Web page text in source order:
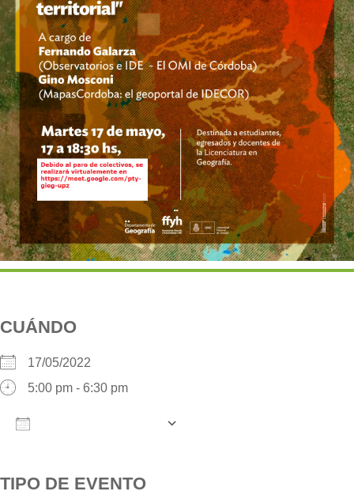
CUÁNDO
17/05/2022
5:00 pm - 6:30 pm
TIPO DE EVENTO